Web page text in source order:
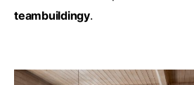
teambuildingy.